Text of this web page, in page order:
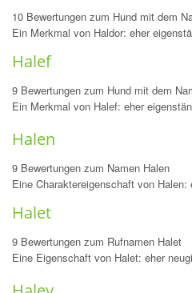
10 Bewertungen zum Hund mit dem
Ein Merkmal von Haldor: eher
Halef
9 Bewertungen zum Hund mit dem
Ein Merkmal von Halef: eher
Halen
9 Bewertungen zum Namen Halen
Eine Charaktereigenschaft von Halen:
Halet
9 Bewertungen zum Rufnamen Halet
Eine Eigenschaft von Halet: eher